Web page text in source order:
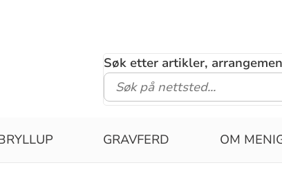
Søk etter artikler,
GRAVFERD OM